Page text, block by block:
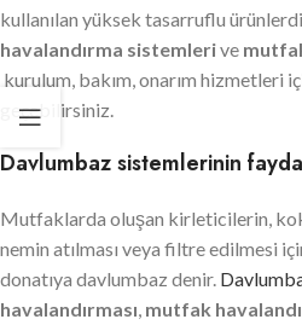
kullanılan yüksek tasarruflu
havalandırma sistemlerive
kurulum, bakım, onarım hizmetleri
geçebilirsiniz.
Davlumbaz sistemlerinin
Mutfaklarda oluşan kirleticilerin,
nemin atılması veya filtre edilmesi
donatıya davlumbaz denir.
havalandırması, mutfak